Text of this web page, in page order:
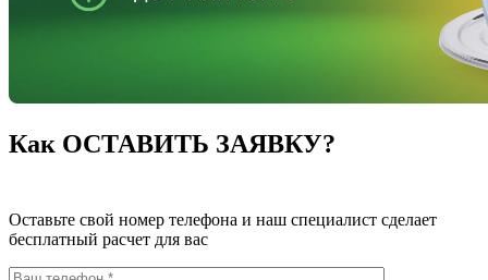
Как ОСТАВИТЬ ЗАЯВКУ?
Оставьте свой номер телефона и наш специалист сделает
бесплатный расчет для вас